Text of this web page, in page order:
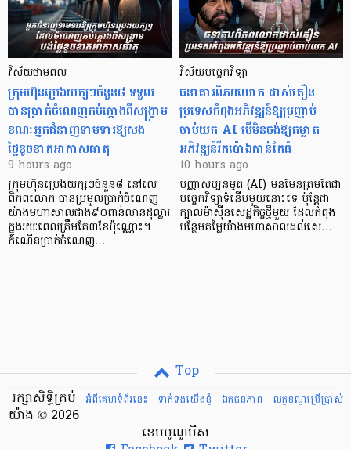
វិស័យថាមពល
ក្រុមហ៊ុនប្រេងយក្សៗចំនួន៨ ទទួល
បានប្រាក់ចំណេញកប់ក្តោងពីសង្គ្រាម
ខណៈអ្នកជំនាញទាមទារឱ្យសង
ថ្លៃខូចខាតអាកាសធាតុ
9 hours ago
ក្រុមហ៊ុនប្រេងយក្សៗចំនួន៨ នៅលើ
ពិភពលោក បានប្រមូលប្រាក់ចំណេញ
យ៉ាងមហាសាលជាង៩០ពាន់លានដុល្លារ
ក្នុងរយៈពេលត្រឹមតែ៣ខែប៉ុណ្ណោះ។
កំណើនប្រាក់ចំណេញ…
វិស័យបច្ចេកវិទ្យា
ធនាគារពិភពលោក ដាស់តឿន
ប្រទេសកំពុងអភិវឌ្ឍន៍ឱ្យប្រញាប់
ចាប់យក AI បើមិនចង់ឱ្យគម្លាត
អភិវឌ្ឍន៍រីកប៉ោងកាន់តែធំ
10 hours ago
បញ្ញាសិប្បនិម្មិត (AI) មិនមែនត្រឹមតែជា
បច្ចេកវិទ្យាទំនើបមួយនោះទេ ប៉ុន្តែជា
ក្បាលម៉ាស៊ីនសេដ្ឋកិច្ចថ្មីមួយ ដែលកំពុង
បន្ថែមតម្លៃយ៉ាងមហាសាលដល់សេ…
Top
អំពីគេហទំព័រនេះ
ទាក់ទងយើងខ្ញំ ឯកជនភាព លក្ខខណ្ឌ​ប្រើ​ប្រាស់
រក្សាសិទ្ធិគ្រប់
យ៉ាង © 2026
ខេមបូណូមីស